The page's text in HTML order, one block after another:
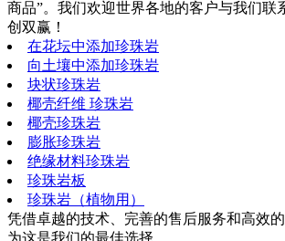
商品”。我们欢迎世界各地的客户与我们联
创双赢！
在花坛中添加珍珠岩
向土壤中添加珍珠岩
块状珍珠岩
椰壳纤维 珍珠岩
椰壳珍珠岩
膨胀珍珠岩
绝缘材料珍珠岩
珍珠岩板
珍珠岩（植物用）
凭借卓越的技术、完善的售后服务和高效
为这是我们的最佳选择。